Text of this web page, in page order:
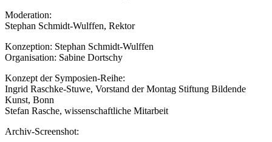
Moderation:
Stephan Schmidt-Wulffen, Rektor
Konzeption: Stephan Schmidt-Wulffen
Organisation: Sabine Dortschy
Konzept der Symposien-Reihe:
Ingrid Raschke-Stuwe, Vorstand der Montag Stiftung Bildende
Kunst, Bonn
Stefan Rasche, wissenschaftliche Mitarbeit
Archiv-Screenshot: